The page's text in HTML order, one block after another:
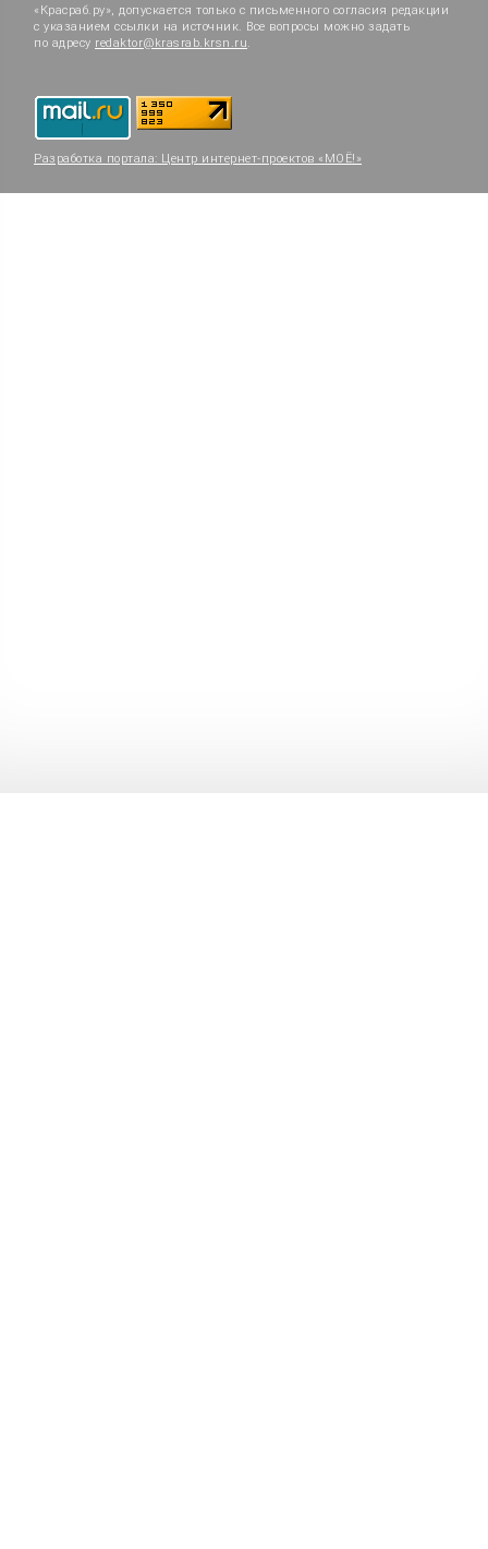
«Красраб.ру», допускается только с письменного согласия редакции
с указанием ссылки на источник. Все вопросы можно задать
по адресу redaktor@krasrab.krsn.ru
Разработка портала: Центр интернет-проектов «МОЁ!»